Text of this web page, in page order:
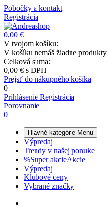
Pobočky a kontakt
Registrácia
0,00 €
V tvojom košíku:
V košíku nemáš žiadne produkty
Celková suma:
0,00 € s DPH
Prejsť do nákupného košíka
0
Prihlásenie Registrácia
Porovnanie
0
Hlavné kategórie Menu
Výpredaj
Trendy v našej ponuke
%Super akcieAkcie
Výpredaj
Klubové ceny
Vybrané značky